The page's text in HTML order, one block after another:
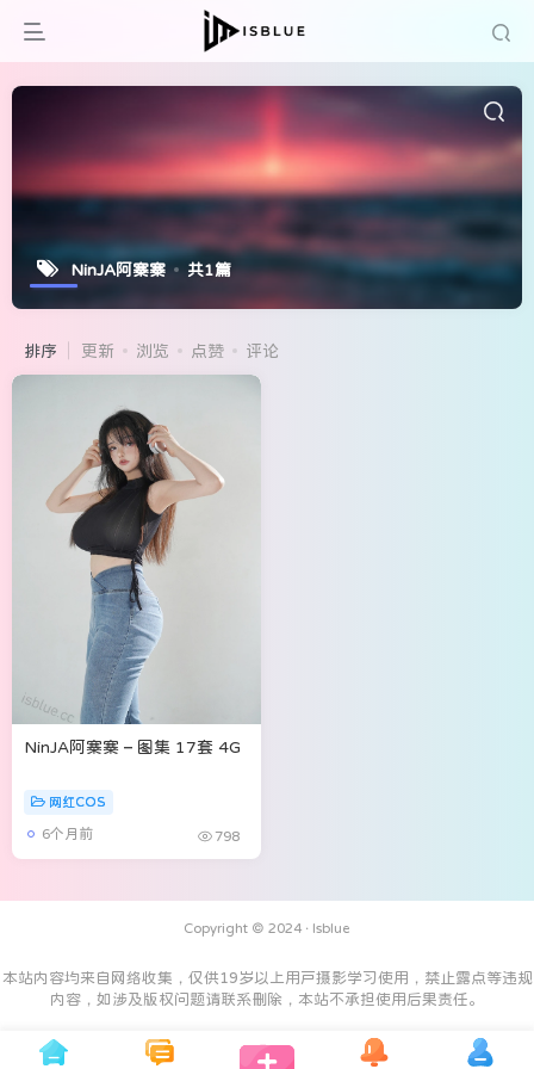
NinJA阿寨寨 共1篇
排序 更新 浏览 点赞 评论
NinJA阿寨寨 – 图集 17套 4G
网红COS
6个月前 798
Copyright © 2024 · Isblue
本站内容均来自网络收集，仅供19岁以上用户摄影学习使用，禁止露点等违规
内容，如涉及版权问题请联系删除，本站不承担使用后果责任。